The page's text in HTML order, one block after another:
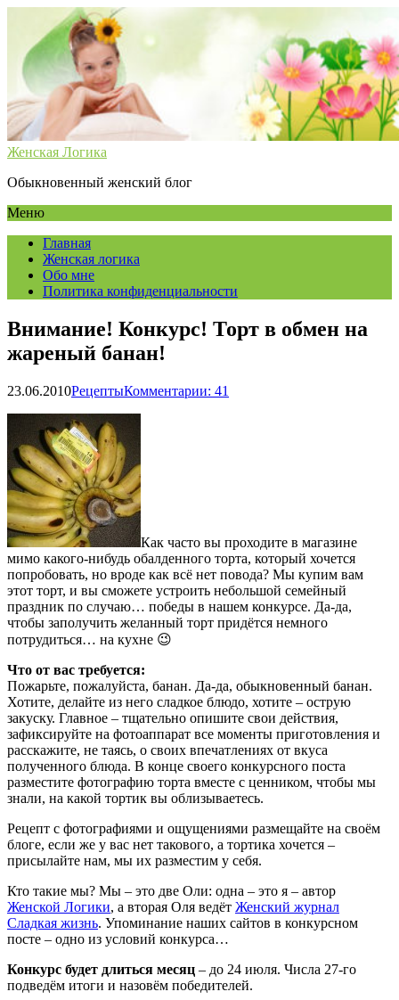
Женская Логика
Обыкновенный женский блог
Меню
Главная
Женская логика
Обо мне
Политика конфиденциальности
Внимание! Конкурс! Торт в обмен на
жареный банан!
23.06.2010РецептыКомментарии: 41
Как часто вы проходите в магазине
мимо какого-нибудь обалденного торта, который хочется
попробовать, но вроде как всё нет повода? Мы купим вам
этот торт, и вы сможете устроить небольшой семейный
праздник по случаю… победы в нашем конкурсе. Да-да,
чтобы заполучить желанный торт придётся немного
потрудиться… на кухне 😉
Что от вас требуется:
Пожарьте, пожалуйста, банан. Да-да, обыкновенный банан.
Хотите, делайте из него сладкое блюдо, хотите – острую
закуску. Главное – тщательно опишите свои действия,
зафиксируйте на фотоаппарат все моменты приготовления и
расскажите, не таясь, о своих впечатлениях от вкуса
полученного блюда. В конце своего конкурсного поста
разместите фотографию торта вместе с ценником, чтобы мы
знали, на какой тортик вы облизываетесь.
Рецепт с фотографиями и ощущениями размещайте на своём
блоге, если же у вас нет такового, а тортика хочется –
присылайте нам, мы их разместим у себя.
Кто такие мы? Мы – это две Оли: одна – это я – автор
Женской Логики, а вторая Оля ведёт Женский журнал
Сладкая жизнь. Упоминание наших сайтов в конкурсном
посте – одно из условий конкурса…
Конкурс будет длиться месяц – до 24 июля. Числа 27-го
подведём итоги и назовём победителей.